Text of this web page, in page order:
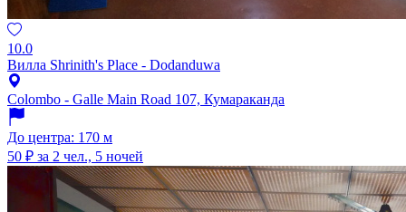
10.0
Вилла Shrinith's Place - Dodanduwa
Colombo - Galle Main Road 107, Кумараканда
До центра: 170 м
50 ₽ за 2 чел., 5 ночей